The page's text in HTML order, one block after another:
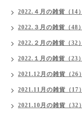
2022.４月の雑貨（14）
2022.３月の雑貨（48）
2022.２月の雑貨（32）
2022.１月の雑貨（23）
2021.12月の雑貨（26）
2021.11月の雑貨（17）
2021.10月の雑貨（32）